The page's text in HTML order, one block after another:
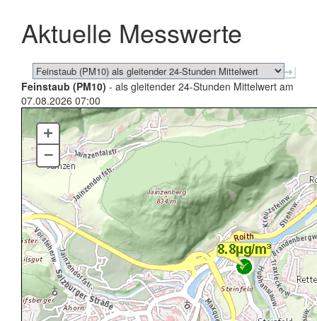
schließen
Aktuelle Messwerte
Feinstaub (PM10) - als gleitender 24-Stunden Mittelwert am
07.08.2026 07:00
+
–